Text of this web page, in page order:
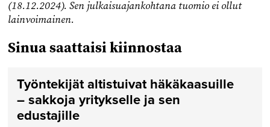
(18.12.2024). Sen julkaisuajankohtana tuomio ei ollut
lainvoimainen.
Sinua saattaisi kiinnostaa
Työntekijät altistuivat häkäkaasuille
– sakkoja yritykselle ja sen
edustajille